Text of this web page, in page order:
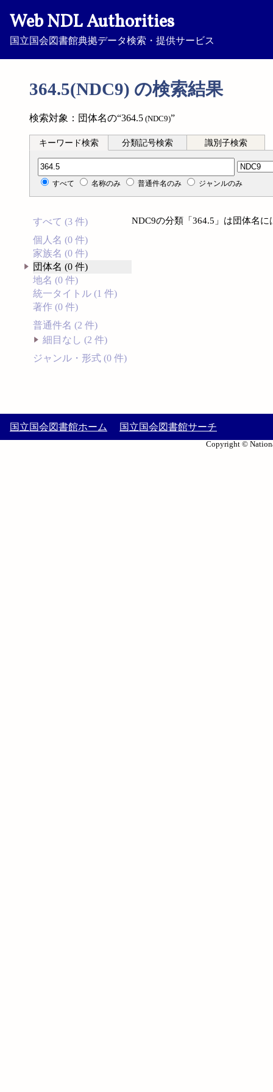
Web NDL Authorities
国立国会図書館典拠データ検索・提供サービス
364.5(NDC9) の検索結果
検索対象：団体名の“364.5 (NDC9)”
キーワード検索 分類記号検索 識別子検索
分類記号検索
すべて 名称のみ 普通件名のみ ジャンルのみ
すべて (3 件)
個人名 (0 件)
家族名 (0 件)
団体名 (0 件)
地名 (0 件)
統一タイトル (1 件)
著作 (0 件)
普通件名 (2 件)
細目なし (2 件)
ジャンル・形式 (0 件)
NDC9の分類「364.5」は団体名
国立国会図書館ホーム 国立国会図書館サーチ
Copyright ©